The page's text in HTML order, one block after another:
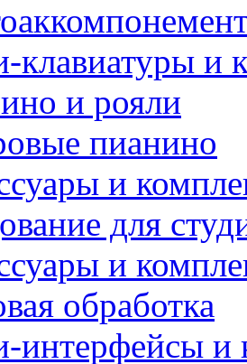
и
и рояли
пианино
и
для
и
обработка
и